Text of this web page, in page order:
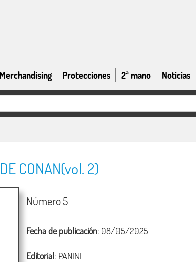
Merchandising Protecciones 2ª mano Noticias
CONAN(vol. 2)
Número 5
Fecha de publicación: 08/05/2025
Editorial: PANINI